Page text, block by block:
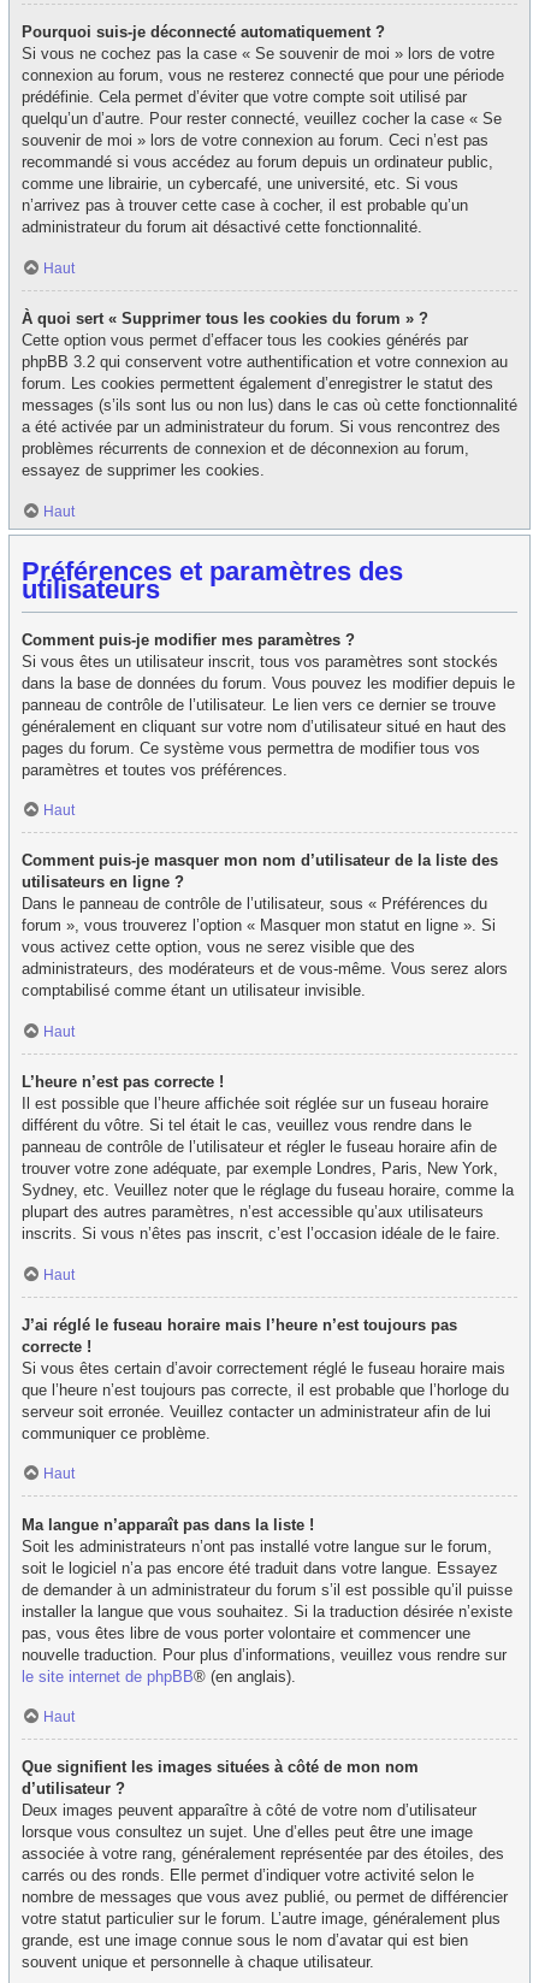
Pourquoi suis-je déconnecté automatiquement ?
Si vous ne cochez pas la case « Se souvenir de moi » lors de votre
connexion au forum, vous ne resterez connecté que pour une période
prédéfinie. Cela permet d’éviter que votre compte soit utilisé par
quelqu’un d’autre. Pour rester connecté, veuillez cocher la case « Se
souvenir de moi » lors de votre connexion au forum. Ceci n’est pas
recommandé si vous accédez au forum depuis un ordinateur public,
comme une librairie, un cybercafé, une université, etc. Si vous
n’arrivez pas à trouver cette case à cocher, il est probable qu’un
administrateur du forum ait désactivé cette fonctionnalité.
Haut
À quoi sert « Supprimer tous les cookies du forum » ?
Cette option vous permet d’effacer tous les cookies générés par
phpBB 3.2 qui conservent votre authentification et votre connexion au
forum. Les cookies permettent également d’enregistrer le statut des
messages (s’ils sont lus ou non lus) dans le cas où cette fonctionnalité
a été activée par un administrateur du forum. Si vous rencontrez des
problèmes récurrents de connexion et de déconnexion au forum,
essayez de supprimer les cookies.
Haut
Préférences et paramètres des
utilisateurs
Comment puis-je modifier mes paramètres ?
Si vous êtes un utilisateur inscrit, tous vos paramètres sont stockés
dans la base de données du forum. Vous pouvez les modifier depuis le
panneau de contrôle de l’utilisateur. Le lien vers ce dernier se trouve
généralement en cliquant sur votre nom d’utilisateur situé en haut des
pages du forum. Ce système vous permettra de modifier tous vos
paramètres et toutes vos préférences.
Haut
Comment puis-je masquer mon nom d’utilisateur de la liste des
utilisateurs en ligne ?
Dans le panneau de contrôle de l’utilisateur, sous « Préférences du
forum », vous trouverez l’option « Masquer mon statut en ligne ». Si
vous activez cette option, vous ne serez visible que des
administrateurs, des modérateurs et de vous-même. Vous serez alors
comptabilisé comme étant un utilisateur invisible.
Haut
L’heure n’est pas correcte !
Il est possible que l’heure affichée soit réglée sur un fuseau horaire
différent du vôtre. Si tel était le cas, veuillez vous rendre dans le
panneau de contrôle de l’utilisateur et régler le fuseau horaire afin de
trouver votre zone adéquate, par exemple Londres, Paris, New York,
Sydney, etc. Veuillez noter que le réglage du fuseau horaire, comme la
plupart des autres paramètres, n’est accessible qu’aux utilisateurs
inscrits. Si vous n’êtes pas inscrit, c’est l’occasion idéale de le faire.
Haut
J’ai réglé le fuseau horaire mais l’heure n’est toujours pas
correcte !
Si vous êtes certain d’avoir correctement réglé le fuseau horaire mais
que l’heure n’est toujours pas correcte, il est probable que l’horloge du
serveur soit erronée. Veuillez contacter un administrateur afin de lui
communiquer ce problème.
Haut
Ma langue n’apparaît pas dans la liste !
Soit les administrateurs n’ont pas installé votre langue sur le forum,
soit le logiciel n’a pas encore été traduit dans votre langue. Essayez
de demander à un administrateur du forum s’il est possible qu’il puisse
installer la langue que vous souhaitez. Si la traduction désirée n’existe
pas, vous êtes libre de vous porter volontaire et commencer une
nouvelle traduction. Pour plus d’informations, veuillez vous rendre sur
le site internet de phpBB® (en anglais).
Haut
Que signifient les images situées à côté de mon nom
d’utilisateur ?
Deux images peuvent apparaître à côté de votre nom d’utilisateur
lorsque vous consultez un sujet. Une d’elles peut être une image
associée à votre rang, généralement représentée par des étoiles, des
carrés ou des ronds. Elle permet d’indiquer votre activité selon le
nombre de messages que vous avez publié, ou permet de différencier
votre statut particulier sur le forum. L’autre image, généralement plus
grande, est une image connue sous le nom d’avatar qui est bien
souvent unique et personnelle à chaque utilisateur.